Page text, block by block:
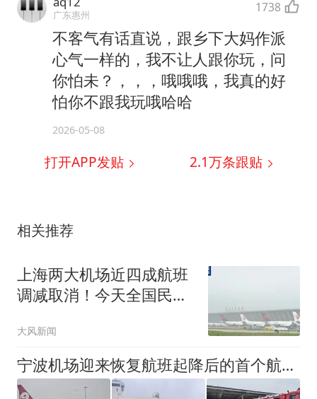
广东惠州 1738
不客气有话直说，跟乡下大妈作派
心气一样的，我不让人跟你玩，问
你怕未？，，，哦哦哦，我真的好
怕你不跟我玩哦哈哈
2026-05-08
打开APP发贴 2.1万条跟贴
相关推荐
上海两大机场近四成航班
调减取消！今天全国民航
风后续恐波及6省14座机
场
大风新闻
宁波机场迎来恢复航班起降后的首个航班，上海两个机场近四成航班调减取消